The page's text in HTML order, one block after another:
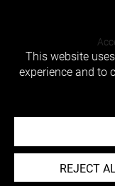
This website
experience and to
REJECT